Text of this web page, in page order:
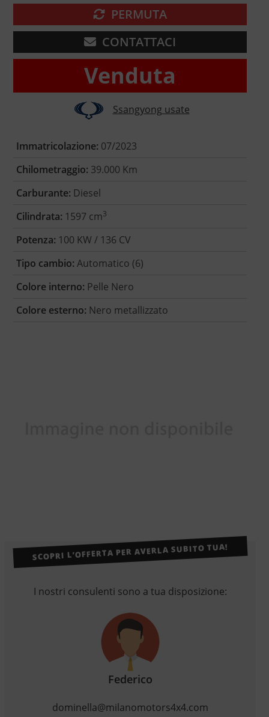
PERMUTA
CONTATTACI
Venduta
Ssangyong usate
Immatricolazione: 07/2023
Chilometraggio: 39.000 Km
Carburante: Diesel
Cilindrata: 1597 cm3
Potenza: 100 KW / 136 CV
Tipo cambio: Automatico (6)
Colore interno: Pelle Nero
Colore esterno: Nero metallizzato
SCOPRI L’OFFERTA PER AVERLA SUBITO TUA!
I nostri consulenti sono a tua disposizione:
Federico
dominella@milanomotors4x4.com